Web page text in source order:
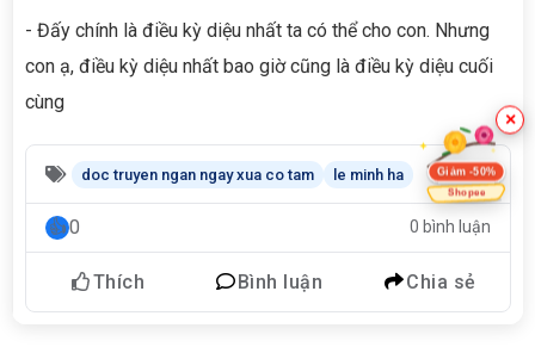
- Đấy chính là điều kỳ diệu nhất ta có thể cho con. Nhưng
con ạ, điều kỳ diệu nhất bao giờ cũng là điều kỳ diệu cuối
cùng
doc truyen ngan ngay xua co tam le minh ha
0 0 bình luận
Thích Bình luận Chia sẻ
×
Giảm -50%
Shopee